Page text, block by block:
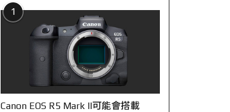
1
Canon EOS R5 Mark II可能會搭載